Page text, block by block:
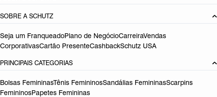
SOBRE A SCHUTZ
Seja um FranqueadoPlano de NegócioCarreiraVendas
CorporativasCartão PresenteCashbackSchutz USA
PRINCIPAIS CATEGORIAS
Bolsas FemininasTênis FemininosSandálias FemininasScarpins
FemininosPapetes Femininas